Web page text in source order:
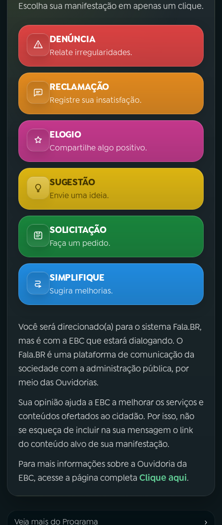
Escolha sua manifestação em apenas um clique.
DENÚNCIA
Relate irregularidades.
RECLAMAÇÃO
Registre sua insatisfação.
ELOGIO
Compartilhe algo positivo.
SUGESTÃO
Envie uma ideia.
SOLICITAÇÃO
Faça um pedido.
SIMPLIFIQUE
Sugira melhorias.
Você será direcionado(a) para o sistema Fala.BR,
mas é com a EBC que estará dialogando. O
Fala.BR é uma plataforma de comunicação da
sociedade com a administração pública, por
meio das Ouvidorias.
Sua opinião ajuda a EBC a melhorar os serviços e
conteúdos ofertados ao cidadão. Por isso, não
se esqueça de incluir na sua mensagem o link
do conteúdo alvo de sua manifestação.
Para mais informações sobre a Ouvidoria da
EBC, acesse a página completa Clique aqui.
Veja mais do Programa ›